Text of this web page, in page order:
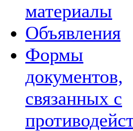
материалы
Объявления
Формы
документов,
связанных с